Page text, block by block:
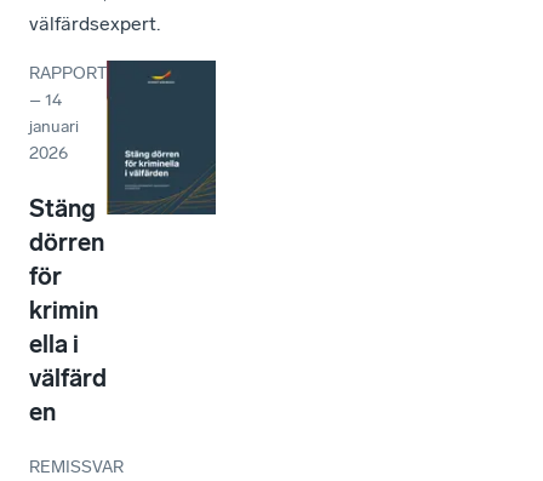
välfärdsexpert.
RAPPORT
–14
januari
2026
Stäng
dörren
för
krimin
ella i
välfärd
en
REMISSVAR